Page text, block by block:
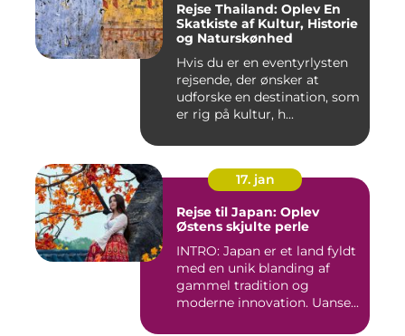
Rejse Thailand: Oplev En
Skatkiste af Kultur, Historie
og Naturskønhed
Hvis du er en eventyrlysten
rejsende, der ønsker at
udforske en destination, som
er rig på kultur, h...
17. jan
Rejse til Japan: Oplev
Østens skjulte perle
INTRO: Japan er et land fyldt
med en unik blanding af
gammel tradition og
moderne innovation. Uanse...